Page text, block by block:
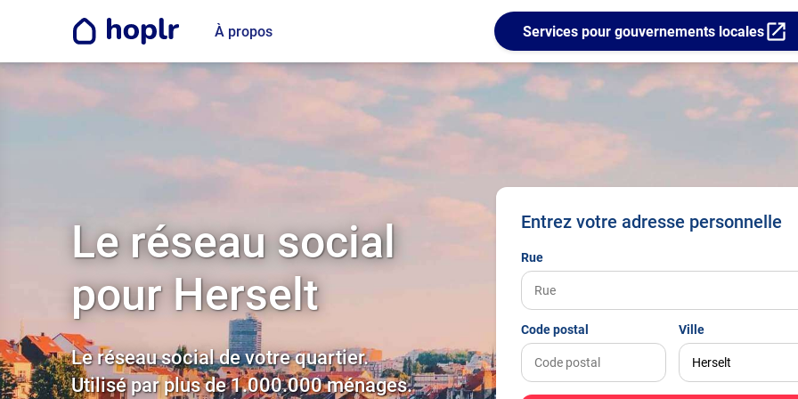
À propos Services pour gouvernements localesopen_in_new
Le réseau social
pour Herselt
Le réseau social de votre quartier.
Utilisé par plus de 1.000.000 ménages.
Entrez votre adresse personnelle
Rue
Code postal Ville